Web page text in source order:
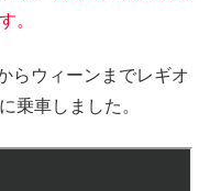
。
らウィーンまでレギオ
乗車しました。